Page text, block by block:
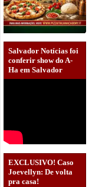
Salvador Notícias foi
conferir show do A-
Ha em Salvador
EXCLUSIVO! Caso
Joevellyn: De volta
pra casa!